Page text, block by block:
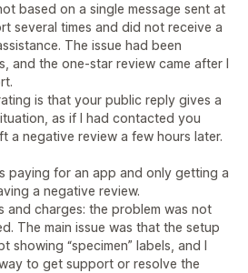
based on a single message sent at
several times and did not receive a
The issue had been
and the one-star review came after I
is that your public reply gives a
as if I had contacted you
a negative review a few hours later.
paying for an app and only getting a
a negative review.
and charges: the problem was not
The main issue was that the setup
showing “specimen” labels, and I
to get support or resolve the